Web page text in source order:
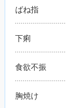
ばね指
下痢
食欲不振
胸焼け